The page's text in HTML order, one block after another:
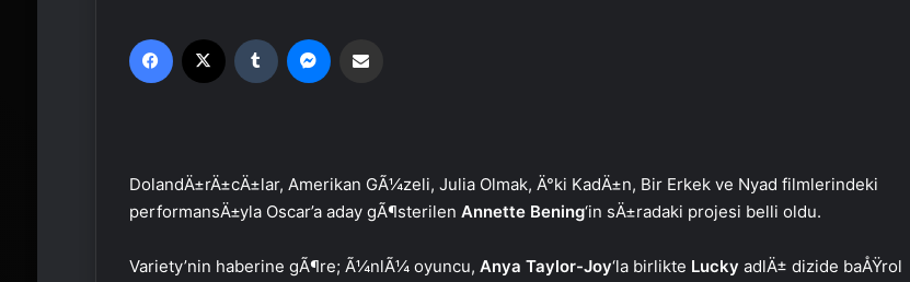
Facebook Tumblr
DolandÄ±rÄ±cÄ±lar, Amerikan GÃ¼zeli, Julia Olmak, Ä°ki KadÄ±n, Bir Erkek ve Nyad filmlerindeki
performansÄ±yla Oscar’a aday gÃ¶sterilen Annette Bening‘in sÄ±radaki projesi belli oldu.
Variety’nin haberine gÃ¶re; Ã¼nlÃ¼ oyuncu, Anya Taylor-Joy‘la birlikte Lucky adlÄ± dizide baÅŸrol